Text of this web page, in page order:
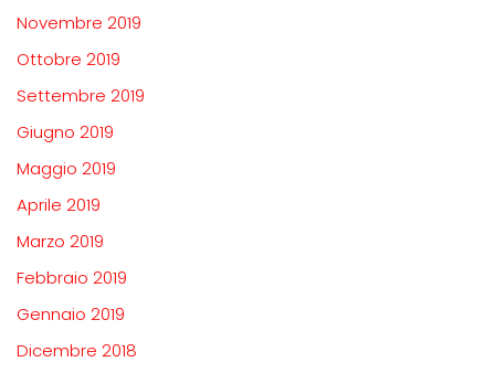
Novembre 2019
Ottobre 2019
Settembre 2019
Giugno 2019
Maggio 2019
Aprile 2019
Marzo 2019
Febbraio 2019
Gennaio 2019
Dicembre 2018